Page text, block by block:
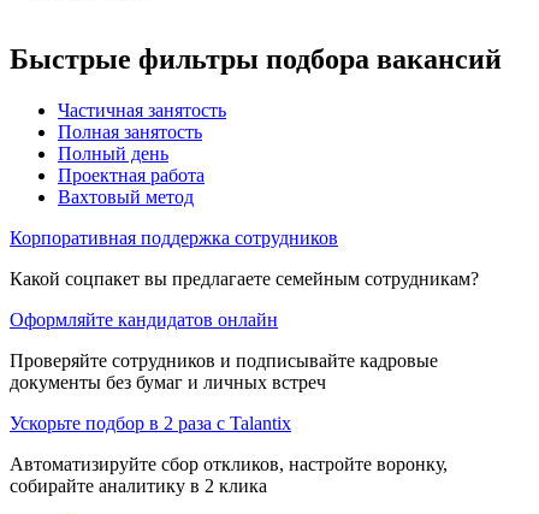
Быстрые фильтры подбора вакансий
Частичная занятость
Полная занятость
Полный день
Проектная работа
Вахтовый метод
Корпоративная поддержка сотрудников
Какой соцпакет вы предлагаете семейным сотрудникам?
Оформляйте кандидатов онлайн
Проверяйте сотрудников и подписывайте кадровые
документы без бумаг и личных встреч
Ускорьте подбор в 2 раза с Talantix
Автоматизируйте сбор откликов, настройте воронку,
собирайте аналитику в 2 клика